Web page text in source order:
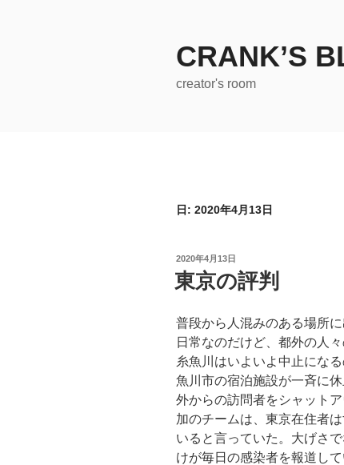
CRANK’S
creator's room
日: 2020年4月13日
投
稿
日:
2020年4月13日
東京の評判
普段から人混みのある場所
日常なのだけど、都外の人
糸魚川はいよいよ中止にな
魚川市の宿泊施設が一斉に
外からの訪問者をシャット
加のチームは、東京在住者
いると言っていた。大げさ
けが毎日の感染者を報道し